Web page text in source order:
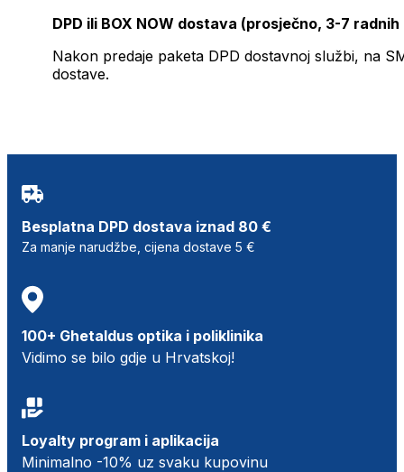
DPD ili BOX NOW dostava (prosječno, 3-7 radnih
Nakon predaje paketa DPD dostavnoj službi, na
dostave.
Besplatna DPD dostava iznad 80 €
Za manje narudžbe, cijena dostave 5 €
100+ Ghetaldus optika i poliklinika
Vidimo se bilo gdje u Hrvatskoj!
Loyalty program i aplikacija
Minimalno -10% uz svaku kupovinu